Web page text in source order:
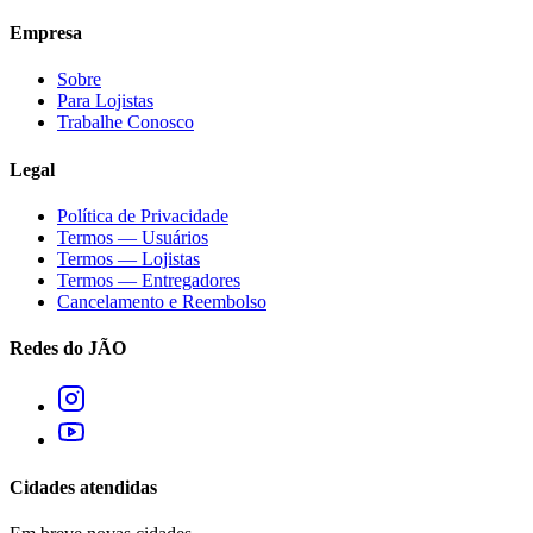
Empresa
Sobre
Para Lojistas
Trabalhe Conosco
Legal
Política de Privacidade
Termos — Usuários
Termos — Lojistas
Termos — Entregadores
Cancelamento e Reembolso
Redes do JÃO
Cidades atendidas